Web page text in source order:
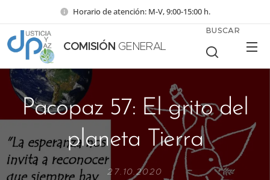
Horario de atención: M-V, 9:00-15:00 h.
COMISIÓN GENERAL
BUSCAR
Pacopaz 57: El grito del
planeta Tierra
27.10.2020